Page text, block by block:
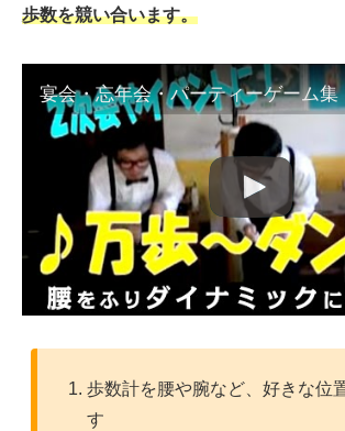
歩数を競い合います。
歩数計を腰や腕など、好きな位
す